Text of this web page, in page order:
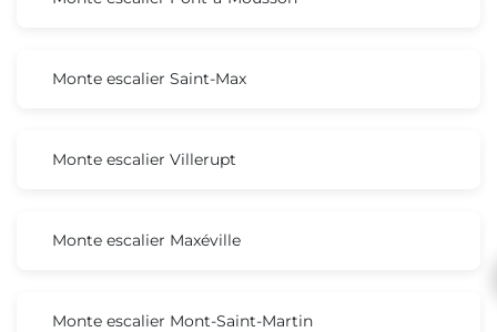
Monte escalier Saint-Max
Monte escalier Villerupt
Monte escalier Maxéville
Monte escalier Mont-Saint-Martin